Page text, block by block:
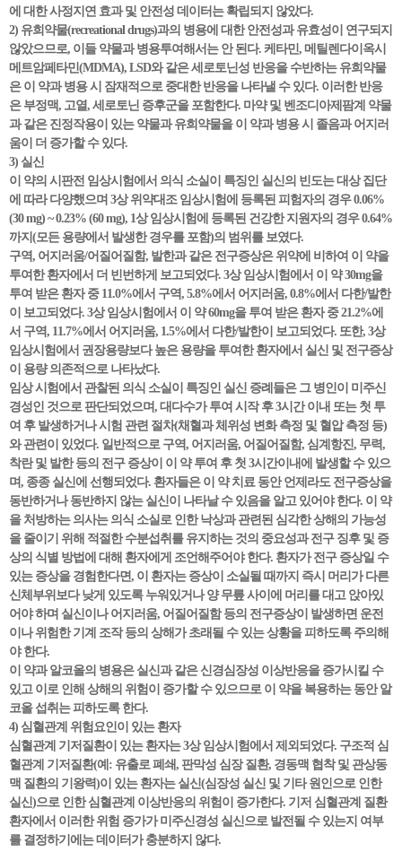
에 대한 사정지연 효과 및 안전성 데이터는 확립되지 않았다.
2) 유희약물(recreational drugs)과의 병용에 대한 안전성과 유효성이 연구되지
않았으므로, 이들 약물과 병용투여해서는 안 된다. 케타민, 메틸렌다이옥시
메트암페타민(MDMA), LSD와 같은 세로토닌성 반응을 수반하는 유희약물
은 이 약과 병용 시 잠재적으로 중대한 반응을 나타낼 수 있다. 이러한 반응
은 부정맥, 고열, 세로토닌 증후군을 포함한다. 마약 및 벤조디아제팜계 약물
과 같은 진정작용이 있는 약물과 유희약물을 이 약과 병용 시 졸음과 어지러
움이 더 증가할 수 있다.
3) 실신
이 약의 시판전 임상시험에서 의식 소실이 특징인 실신의 빈도는 대상 집단
에 따라 다양했으며 3상 위약대조 임상시험에 등록된 피험자의 경우 0.06%
(30 mg) ~ 0.23% (60 mg), 1상 임상시험에 등록된 건강한 지원자의 경우 0.64%
까지(모든 용량에서 발생한 경우를 포함)의 범위를 보였다.
구역, 어지러움/어질어질함, 발한과 같은 전구증상은 위약에 비하여 이 약을
투여한 환자에서 더 빈번하게 보고되었다. 3상 임상시험에서 이 약 30mg을
투여 받은 환자 중 11.0%에서 구역, 5.8%에서 어지러움, 0.8%에서 다한/발한
이 보고되었다. 3상 임상시험에서 이 약 60mg을 투여 받은 환자 중 21.2%에
서 구역, 11.7%에서 어지러움, 1.5%에서 다한/발한이 보고되었다. 또한, 3상
임상시험에서 권장용량보다 높은 용량을 투여한 환자에서 실신 및 전구증상
이 용량 의존적으로 나타났다.
임상 시험에서 관찰된 의식 소실이 특징인 실신 증례들은 그 병인이 미주신
경성인 것으로 판단되었으며, 대다수가 투여 시작 후 3시간 이내 또는 첫 투
여 후 발생하거나 시험 관련 절차(채혈과 체위성 변화 측정 및 혈압 측정 등)
와 관련이 있었다. 일반적으로 구역, 어지러움, 어질어질함, 심계항진, 무력,
착란 및 발한 등의 전구 증상이 이 약 투여 후 첫 3시간이내에 발생할 수 있으
며, 종종 실신에 선행되었다. 환자들은 이 약 치료 동안 언제라도 전구증상을
동반하거나 동반하지 않는 실신이 나타날 수 있음을 알고 있어야 한다. 이 약
을 처방하는 의사는 의식 소실로 인한 낙상과 관련된 심각한 상해의 가능성
을 줄이기 위해 적절한 수분섭취를 유지하는 것의 중요성과 전구 징후 및 증
상의 식별 방법에 대해 환자에게 조언해주어야 한다. 환자가 전구 증상일 수
있는 증상을 경험한다면, 이 환자는 증상이 소실될 때까지 즉시 머리가 다른
신체부위보다 낮게 있도록 누워있거나 양 무릎 사이에 머리를 대고 앉아있
어야 하며 실신이나 어지러움, 어질어질함 등의 전구증상이 발생하면 운전
이나 위험한 기계 조작 등의 상해가 초래될 수 있는 상황을 피하도록 주의해
야 한다.
이 약과 알코올의 병용은 실신과 같은 신경심장성 이상반응을 증가시킬 수
있고 이로 인해 상해의 위험이 증가할 수 있으므로 이 약을 복용하는 동안 알
코올 섭취는 피하도록 한다.
4) 심혈관계 위험요인이 있는 환자
심혈관계 기저질환이 있는 환자는 3상 임상시험에서 제외되었다. 구조적 심
혈관계 기저질환(예: 유출로 폐쇄, 판막성 심장 질환, 경동맥 협착 및 관상동
맥 질환의 기왕력)이 있는 환자는 실신(심장성 실신 및 기타 원인으로 인한
실신)으로 인한 심혈관계 이상반응의 위험이 증가한다. 기저 심혈관계 질환
환자에서 이러한 위험 증가가 미주신경성 실신으로 발전될 수 있는지 여부
를 결정하기에는 데이터가 충분하지 않다.